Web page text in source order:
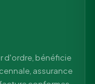
d'ordre, bénéficie
assurance